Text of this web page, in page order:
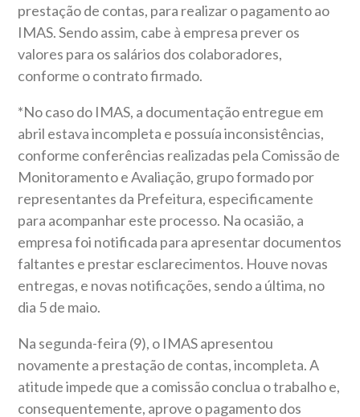
prestação de contas, para realizar o pagamento ao
IMAS. Sendo assim, cabe à empresa prever os
valores para os salários dos colaboradores,
conforme o contrato firmado.
*No caso do IMAS, a documentação entregue em
abril estava incompleta e possuía inconsistências,
conforme conferências realizadas pela Comissão de
Monitoramento e Avaliação, grupo formado por
representantes da Prefeitura, especificamente
para acompanhar este processo. Na ocasião, a
empresa foi notificada para apresentar documentos
faltantes e prestar esclarecimentos. Houve novas
entregas, e novas notificações, sendo a última, no
dia 5 de maio.
Na segunda-feira (9), o IMAS apresentou
novamente a prestação de contas, incompleta. A
atitude impede que a comissão conclua o trabalho e,
consequentemente, aprove o pagamento dos